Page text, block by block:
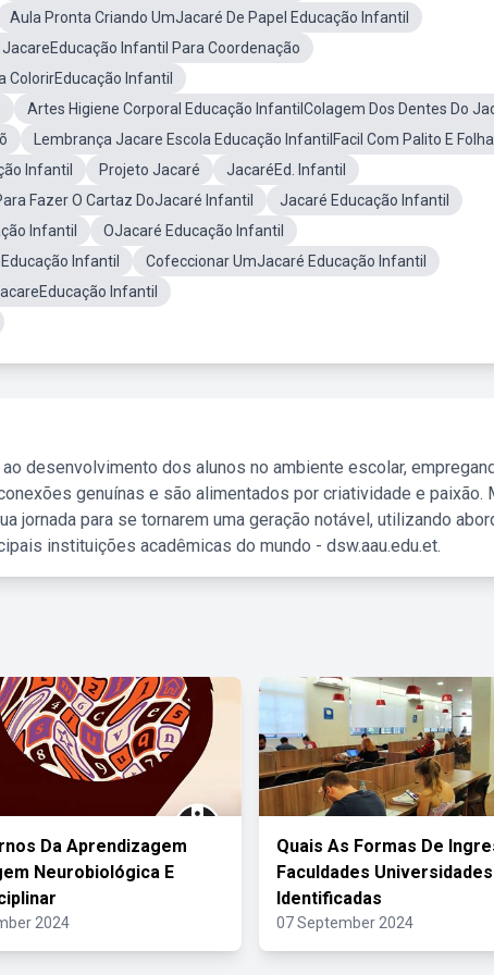
Aula Pronta Criando UmJacaré De Papel Educação Infantil
JacareEducação Infantil Para Coordenação
ColorirEducação Infantil
Artes Higiene Corporal Educação InfantilColagem Dos Dentes Do
Lembrança Jacare Escola Educação InfantilFacil Com Palito E Folha
Infantil Projeto Jacaré
JacaréEd. Infantil
Fazer O Cartaz DoJacaré Infantil
Jacaré Educação Infantil
Infantil
OJacaré Educação Infantil
Infantil
Cofeccionar UmJacaré Educação Infantil
Infantil
desenvolvimento dos alunos no ambiente escolar,
genuínas e são alimentados por criatividade e paixão.
jornada para se tornarem uma geração notável, utilizando
instituições acadêmicas do mundo - dsw.aau.edu.et.
Da Aprendizagem
Neurobiológica E
2024
Quais As Formas De
Faculdades Universidades
Identificadas
07 September 2024